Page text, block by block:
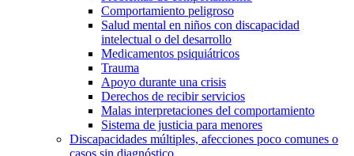
Comportamiento peligroso
Salud mental en niños con discapacidad
intelectual o del desarrollo
Medicamentos psiquiátricos
Trauma
Apoyo durante una crisis
Derechos de recibir servicios
Malas interpretaciones del comportamiento
Sistema de justicia para menores
Discapacidades múltiples, afecciones poco comunes o
casos sin diagnóstico